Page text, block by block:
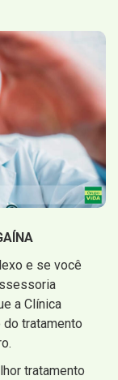
e se você
a Clínica
tratamento
tratamento